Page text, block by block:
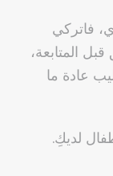
فاتركي
المتابعة،
عادة ما
لديكِ.